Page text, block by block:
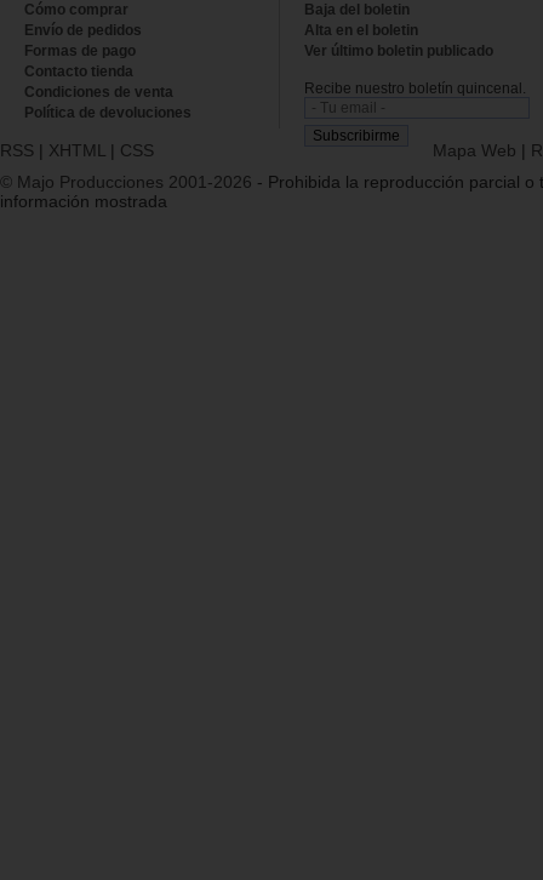
Cómo comprar
Envío de pedidos
Formas de pago
Contacto tienda
Condiciones de venta
Política de devoluciones
Baja del boletin
Alta en el boletin
Ver último boletin publicado
Recibe nuestro boletín quincenal.
RSS | XHTML | CSS Mapa Web |
© Majo Producciones 2001-2026 - Prohibida la reproducción parcial o
información mostrada